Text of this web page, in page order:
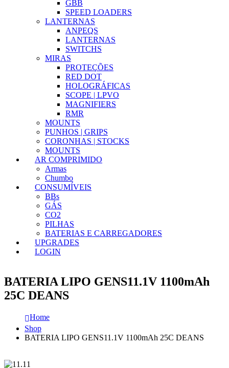
GBB
SPEED LOADERS
LANTERNAS
ANPEQS
LANTERNAS
SWITCHS
MIRAS
PROTEÇÕES
RED DOT
HOLOGRÁFICAS
SCOPE | LPVO
MAGNIFIERS
RMR
MOUNTS
PUNHOS | GRIPS
CORONHAS | STOCKS
MOUNTS
AR COMPRIMIDO
Armas
Chumbo
CONSUMÍVEIS
BBs
GÁS
CO2
PILHAS
BATERIAS E CARREGADORES
UPGRADES
LOGIN
BATERIA LIPO GENS11.1V 1100mAh
25C DEANS
Home
Shop
BATERIA LIPO GENS11.1V 1100mAh 25C DEANS